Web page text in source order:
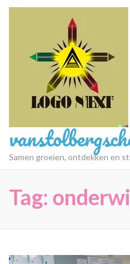
Ga
Samen groeien, ontdekken en
Tag: